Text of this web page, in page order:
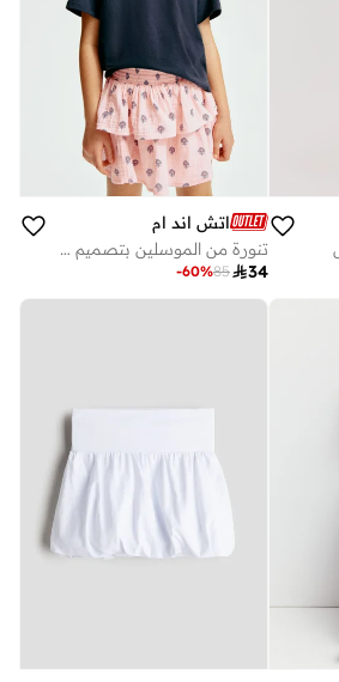
اتش اند ام
تنورة من الموسلين بتصميم طبقات
34
85
-60%